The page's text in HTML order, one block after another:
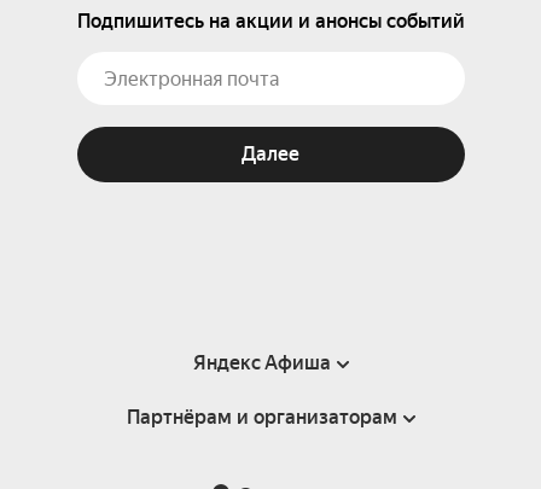
Подпишитесь на акции и анонсы событий
Далее
Яндекс Афиша
Справка
Партнёрам и организаторам